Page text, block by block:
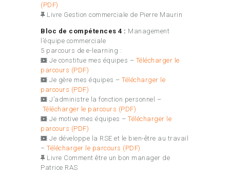
(PDF)
Livre Gestion commerciale de Pierre Maurin
Bloc de compétences 4 : Management
l’équipe commerciale
5 parcours de e-learning :
Je constitue mes équipes – Télécharger le
parcours (PDF)
Je gère mes équipes – Télécharger le
parcours (PDF)
J’administre la fonction personnel –
Télécharger le parcours (PDF)
Je motive mes équipes – Télécharger le
parcours (PDF)
Je développe la RSE et le bien-être au travail
– Télécharger le parcours (PDF)
Livre Comment être un bon manager de
Patrice RAS